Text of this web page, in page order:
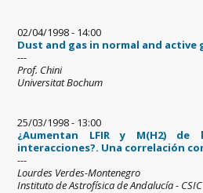
02/04/1998 - 14:00
Dust and gas in normal and active
---
Prof. Chini
Universitat Bochum
25/03/1998 - 13:00
¿Aumentan LFIR y M(H2)
interacciones?. Una correlación
---
Lourdes Verdes-Montenegro
Instituto de Astrofísica de Andalucía - CSIC